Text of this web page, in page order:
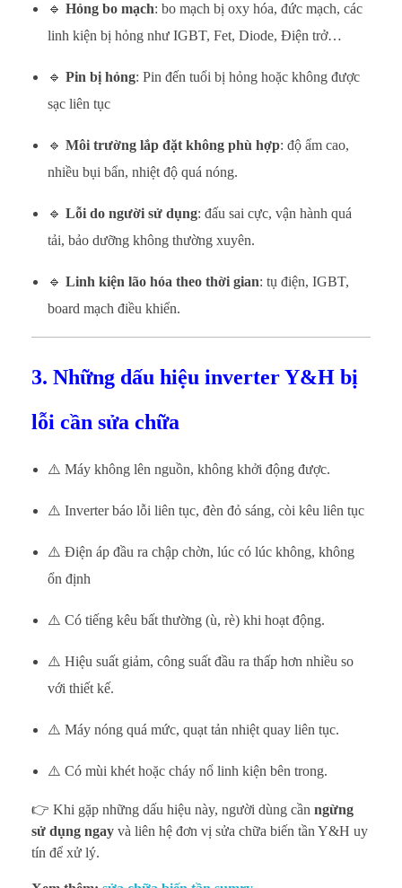
🔹 Hỏng bo mạch: bo mạch bị oxy hóa, đức mạch, các
linh kiện bị hỏng như IGBT, Fet, Diode, Điện trở…
🔹 Pin bị hỏng: Pin đến tuổi bị hỏng hoặc không được
sạc liên tục
🔹 Môi trường lắp đặt không phù hợp: độ ẩm cao,
nhiều bụi bẩn, nhiệt độ quá nóng.
🔹 Lỗi do người sử dụng: đấu sai cực, vận hành quá
tải, bảo dưỡng không thường xuyên.
🔹 Linh kiện lão hóa theo thời gian: tụ điện, IGBT,
board mạch điều khiển.
3. Những dấu hiệu inverter Y&H bị
lỗi cần sửa chữa
⚠️ Máy không lên nguồn, không khởi động được.
⚠️ Inverter báo lỗi liên tục, đèn đỏ sáng, còi kêu liên tục
⚠️ Điện áp đầu ra chập chờn, lúc có lúc không, không
ổn định
⚠️ Có tiếng kêu bất thường (ù, rè) khi hoạt động.
⚠️ Hiệu suất giảm, công suất đầu ra thấp hơn nhiều so
với thiết kế.
⚠️ Máy nóng quá mức, quạt tản nhiệt quay liên tục.
⚠️ Có mùi khét hoặc cháy nổ linh kiện bên trong.
👉 Khi gặp những dấu hiệu này, người dùng cần ngừng
sử dụng ngay và liên hệ đơn vị sửa chữa biến tần Y&H uy
tín để xử lý.